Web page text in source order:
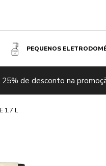
PEQUENOS
de desconto na
1,7 L
Inspiração